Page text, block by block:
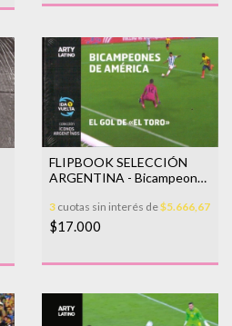
FLIPBOOK SELECCIÓN
ARGENTINA - Bicampeones
3 cuotas sin interés de$5.666,67
$17.000